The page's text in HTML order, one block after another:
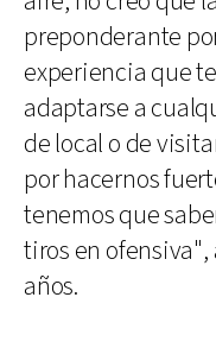
preponderante
experiencia que
adaptarse a
de local o de
por hacernos
tenemos que
tiros en ofensiva",
años.